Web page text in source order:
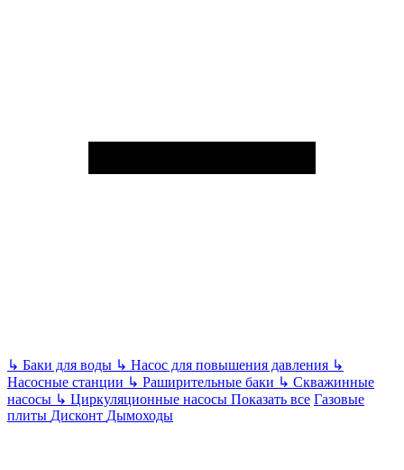
↳ Баки для воды ↳ Насос для повышения давления ↳
Насосные станции ↳ Раширительные баки ↳ Скважинные
насосы ↳ Циркуляционные насосы Показать все Газовые
плиты Дисконт Дымоходы